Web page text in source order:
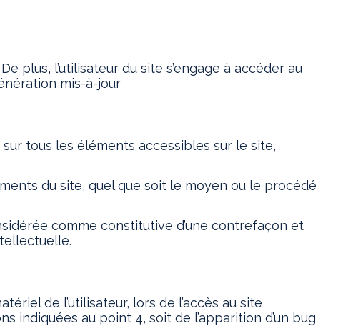
plus, l’utilisateur du site s’engage à accéder au
mis-à-jour
tous les éléments accessibles sur le site,
du site, quel que soit le moyen ou le procédé
comme constitutive d’une contrefaçon et
de l’utilisateur, lors de l’accès au site
indiquées au point 4, soit de l’apparition d’un bug